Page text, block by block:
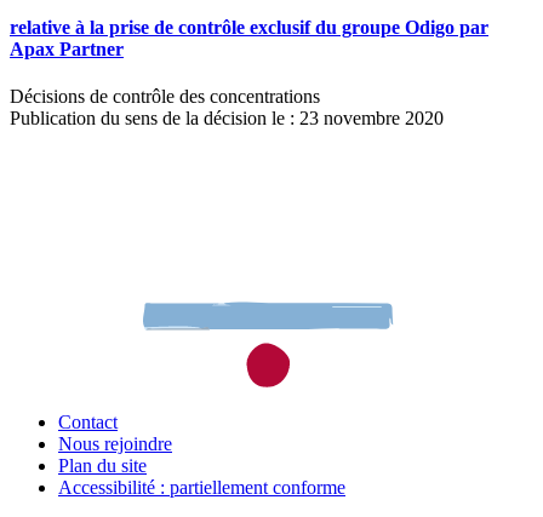
relative à la prise de contrôle exclusif du groupe Odigo par
Apax Partner
Décisions de contrôle des concentrations
Publication du sens de la décision le : 23 novembre 2020
Contact
Nous rejoindre
Plan du site
Accessibilité : partiellement conforme